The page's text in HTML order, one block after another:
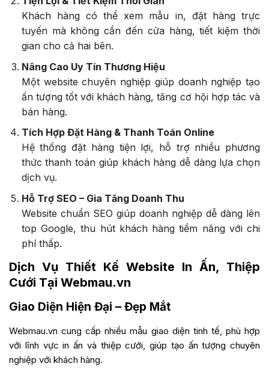
Khách hàng có thể xem mẫu in, đặt hàng trực
tuyến mà không cần đến cửa hàng, tiết kiệm thời
gian cho cả hai bên.
Nâng Cao Uy Tín Thương Hiệu
Một website chuyên nghiệp giúp doanh nghiệp tạo
ấn tượng tốt với khách hàng, tăng cơ hội hợp tác và
bán hàng.
Tích Hợp Đặt Hàng & Thanh Toán Online
Hệ thống đặt hàng tiện lợi, hỗ trợ nhiều phương
thức thanh toán giúp khách hàng dễ dàng lựa chọn
dịch vụ.
Hỗ Trợ SEO – Gia Tăng Doanh Thu
Website chuẩn SEO giúp doanh nghiệp dễ dàng lên
top Google, thu hút khách hàng tiềm năng với chi
phí thấp.
Dịch Vụ Thiết Kế Website In Ấn, Thiệp
Cưới Tại Webmau.vn
Giao Diện Hiện Đại – Đẹp Mắt
Webmau.vn cung cấp nhiều mẫu giao diện tinh tế, phù hợp
với lĩnh vực in ấn và thiệp cưới, giúp tạo ấn tượng chuyên
nghiệp với khách hàng.